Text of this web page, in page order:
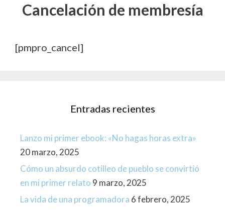
Cancelación de membresía
[pmpro_cancel]
Entradas recientes
Lanzo mi primer ebook: «No hagas horas extra»
20 marzo, 2025
Cómo un absurdo cotilleo de pueblo se convirtió
en mi primer relato 9 marzo, 2025
La vida de una programadora 6 febrero, 2025